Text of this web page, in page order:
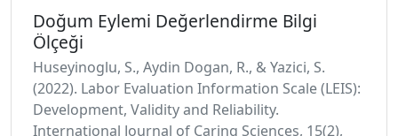
Doğum Eylemi Değerlendirme Bilgi
Ölçeği
Huseyinoglu, S., Aydin Dogan, R., & Yazici, S.
(2022). Labor Evaluation Information Scale (LEIS):
Development, Validity and Reliability.
International Journal of Caring Sciences, 15(2),